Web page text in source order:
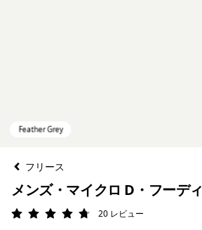
フリース
メンズ・マイクロ D・フーディ
評価: 4.8 / 5
20 レビュー